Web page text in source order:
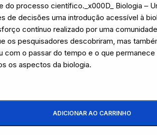
processo científico._x000D_ Biologia –
de decisões uma introdução acessível à
contínuo realizado por uma
os pesquisadores descobriram, mas
o passar do tempo e o que
os aspectos da biologia.
ADICIONAR AO CARRINHO